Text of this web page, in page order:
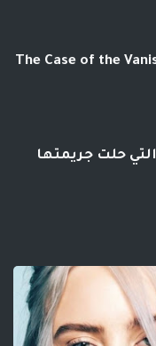
The Case of the
حلت جريمتها